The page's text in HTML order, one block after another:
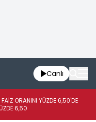
Canlı
ORANINI YÜZDE 6,50'DE
6,50